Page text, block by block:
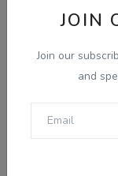
JOIN
Join our
and